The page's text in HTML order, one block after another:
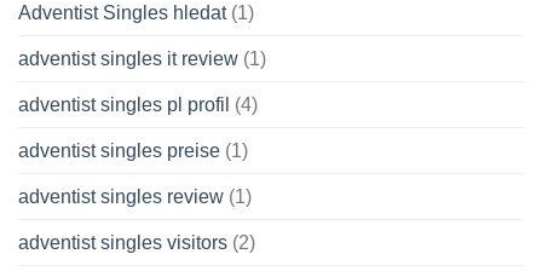
Adventist Singles hledat(1)
adventist singles it review (1)
adventist singles pl profil (4)
adventist singles preise (1)
adventist singles review (1)
adventist singles visitors (2)